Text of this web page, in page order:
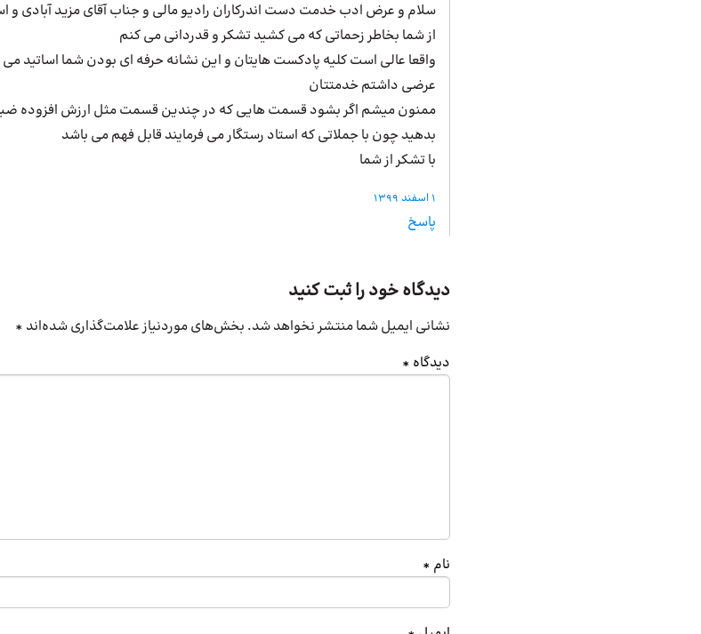
سلام و عرض ادب خدمت دست اندرکاران رادیو مالی و جناب آقای مزید آبادی و
از شما بخاطر زحماتی که می کشید تشکر و قدردانی می کنم
واقعا عالی است کلیه پادکست هایتان و این نشانه حرفه ای بودن شما اساتید می
عرضی داشتم خدمتتان
ممنون میشم اگر بشود قسمت هایی که در چندین قسمت مثل ارزش افزوده ضبط
بدهید چون با جملاتی که استاد رستگار می فرمایند قابل فهم می باشد
با تشکر از شما
1 اسفند 1399
پاسخ
دیدگاه خود را ثبت کنید
نشانی ایمیل شما منتشر نخواهد شد. بخش‌های موردنیاز علامت‌گذاری شده‌اند *
دیدگاه *
نام *